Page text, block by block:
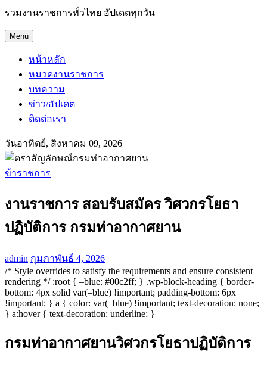
รวมงานราชการทั่วไทย อัปเดตทุกวัน
Menu
หน้าหลัก
หมวดงานราชการ
บทความ
ข่าว/อัปเดต
ติดต่อเรา
วันอาทิตย์, สิงหาคม 09, 2026
ข้าราชการ
งานราชการ สอบรับสมัคร วิศวกรโยธา
ปฏิบัติการ กรมท่าอากาศยาน
admin กุมภาพันธ์ 4, 2026
/* Style overrides to satisfy the requirements and ensure consistent
rendering */ :root { –blue: #00c2ff; } .wp-block-heading { border-
bottom: 4px solid var(–blue) !important; padding-bottom: 6px
!important; } a { color: var(–blue) !important; text-decoration: none;
} a:hover { text-decoration: underline; }
กรมท่าอากาศยานวิศวกรโยธาปฏิบัติการ